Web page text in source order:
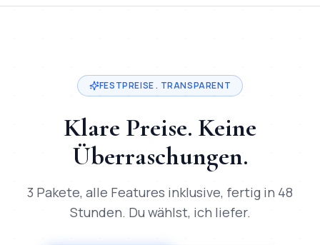
FESTPREISE . TRANSPARENT
Klare Preise. Keine
Überraschungen.
3 Pakete, alle Features inklusive, fertig in 48
Stunden. Du wählst, ich liefer.